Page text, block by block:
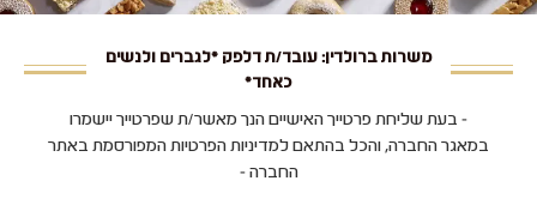
משרות ברולדין: עובד/ת דלפק *לגברים ולנשים
כאחד*
- בעת שליחת פרטייך האישיים הנך מאשר/ת שפרטייך יישמרו
במאגר החברה, והכל בהתאם למדיניות הפרטיות המפורסמת באתר
החברה -